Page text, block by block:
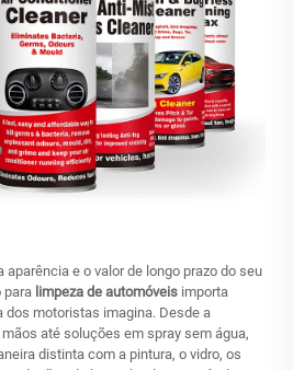
aparência e o valor de longo prazo do seu
para limpeza de automóveis importa
dos motoristas imagina. Desde a
até soluções em spray sem água,
distinta com a pintura, o vidro, os